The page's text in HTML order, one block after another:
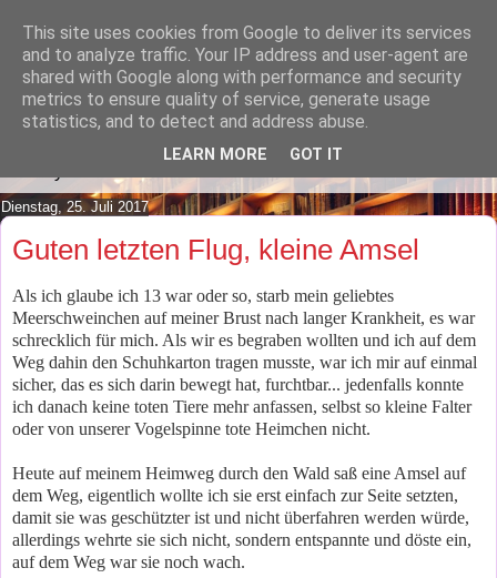
Lilafusselfee lädt Dich in ihr
Wohnzimmer ein.
Mach es Dir doch gemütlich und lies ein wenig über meine
Dienstag, 25. Juli 2017
Guten letzten Flug, kleine Amsel
Als ich glaube ich 13 war oder so, starb mein geliebtes
Meerschweinchen auf meiner Brust nach langer Krankheit, es war
schrecklich für mich. Als wir es begraben wollten und ich auf dem
Weg dahin den Schuhkarton tragen musste, war ich mir auf einmal
sicher, das es sich darin bewegt hat, furchtbar... jedenfalls konnte
ich danach keine toten Tiere mehr anfassen, selbst so kleine Falter
oder von unserer Vogelspinne tote Heimchen nicht.
Heute auf meinem Heimweg durch den Wald saß eine Amsel auf
dem Weg, eigentlich wollte ich sie erst einfach zur Seite setzten,
damit sie was geschützter ist und nicht überfahren werden würde,
allerdings wehrte sie sich nicht, sondern entspannte und döste ein,
auf dem Weg war sie noch wach.
This site uses cookies from Google to deliver its services
and to analyze traffic. Your IP address and user-agent are
shared with Google along with performance and security
metrics to ensure quality of service, generate usage
statistics, and to detect and address abuse.
LEARN MORE GOT IT